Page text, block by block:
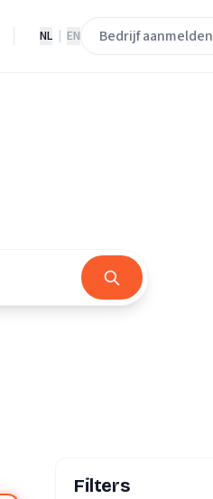
NL EN Bedrijf aanmelden
Filters